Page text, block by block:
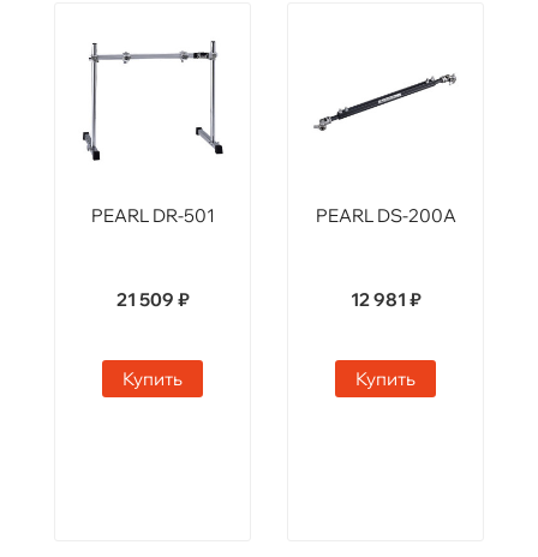
PEARL DR-501
21 509 ₽
Купить
PEARL DS-200A
12 981 ₽
Купить